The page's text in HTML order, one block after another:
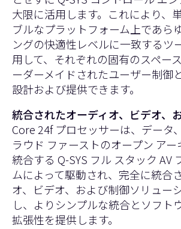
大限に活用します。これにより、
ブルなプラットフォーム上であら
ングの快適性レベルに一致するツ
用して、それぞれの固有のスペー
ーダーメイドされたユーザー制御
設計および提供できます。
統合されたオーディオ、ビデオ、
Core 24f プロセッサーは、データ
ラウド ファーストのオープン ア
統合する Q-SYS フル スタック AV
ムによって駆動され、完全に統合
オ、ビデオ、および制御ソリュー
し、よりシンプルな統合とソフト
拡張性を提供します。